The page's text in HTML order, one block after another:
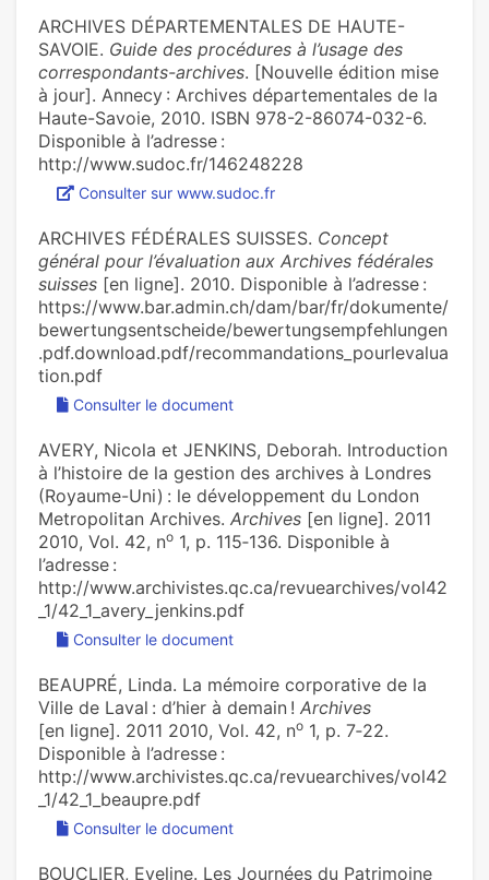
ARCHIVES DÉPARTEMENTALES DE HAUTE-
SAVOIE. Guide des procédures à l’usage des
correspondants-archives. [Nouvelle édition mise
à jour]. Annecy : Archives départementales de la
Haute-Savoie, 2010. ISBN 978-2-86074-032-6.
Disponible à l’adresse :
http://www.sudoc.fr/146248228
Consulter sur www.sudoc.fr
ARCHIVES FÉDÉRALES SUISSES. Concept
général pour l’évaluation aux Archives fédérales
suisses [en ligne]. 2010. Disponible à l’adresse :
https://www.bar.admin.ch/dam/bar/fr/dokumente/
bewertungsentscheide/bewertungsempfehlungen
.pdf.download.pdf/recommandations_pourlevalua
tion.pdf
Consulter le document
AVERY, Nicola et JENKINS, Deborah. Introduction
à l’histoire de la gestion des archives à Londres
(Royaume-Uni) : le développement du London
Metropolitan Archives. Archives [en ligne]. 2011
2010, Vol. 42, no 1, p. 115‑136. Disponible à
l’adresse :
http://www.archivistes.qc.ca/revuearchives/vol42
_1/42_1_avery_jenkins.pdf
Consulter le document
BEAUPRÉ, Linda. La mémoire corporative de la
Ville de Laval : d’hier à demain ! Archives
[en ligne]. 2011 2010, Vol. 42, no 1, p. 7‑22.
Disponible à l’adresse :
http://www.archivistes.qc.ca/revuearchives/vol42
_1/42_1_beaupre.pdf
Consulter le document
BOUCLIER, Eveline. Les Journées du Patrimoine